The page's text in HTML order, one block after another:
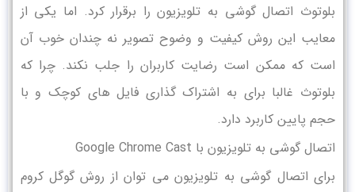
بلوتوث اتصال گوشی به تلویزیون را برقرار کرد. اما یکی از
معایب این روش کیفیت و وضوح تصویر نه چندان خوب آن
است که ممکن است رضایت کاربران را جلب نکند. چرا که
بلوتوث غالبا برای به اشتراک گذاری فایل های کوچک و با
حجم پایین کاربرد دارد.
اتصال گوشی به تلویزیون با Google Chrome Cast
برای اتصال گوشی به تلویزیون می توان از روش گوگل کروم